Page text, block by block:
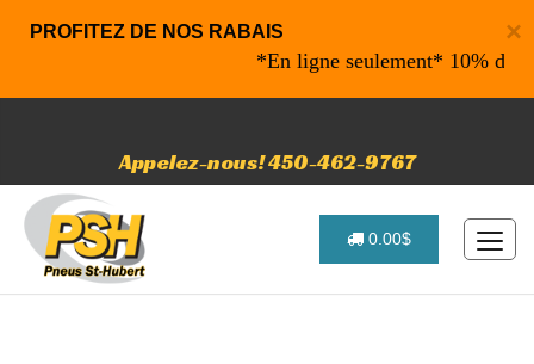
×
PROFITEZ DE NOS RABAIS
*En ligne seulement* 10% de
Appelez-nous! 450-462-9767
0.00$